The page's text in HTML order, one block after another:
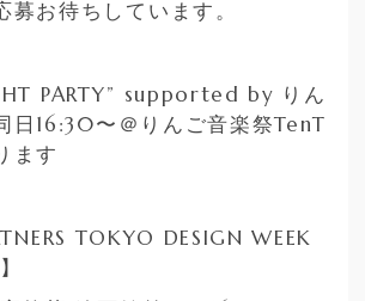
募お待ちしています。
PARTY” supported by りん
日16:30〜＠りんご音楽祭TenT
ます
TOKYO DESIGN WEEK